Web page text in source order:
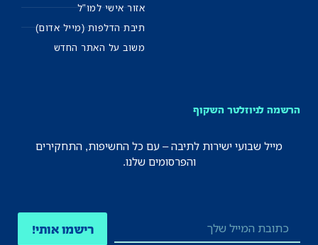
אזור אישי למו"ל
תיבת הדלפות (מייל אדום)
משוב על האתר החדש
הרשמה לניוזלטר השקוף
מייל שבועי ישירות לתיבה – עם כל החשיפות, התחקירים
והפרסומים שלנו.
רישמו אותי!